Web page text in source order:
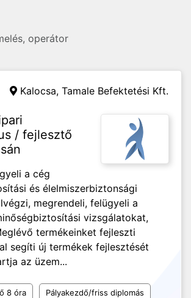
operátor
Kalocsa, Tamale Befektetési Kft.
/ fejlesztő
a cég
és élelmiszerbiztonsági
megrendeli, felügyeli a
vizsgálatokat,
termékeinket fejleszti
segíti új termékek fejlesztését
az üzem...
8 óra Pályakezdő/friss diplomás